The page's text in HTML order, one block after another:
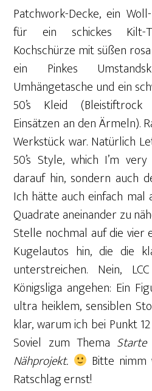
Patchwork-Decke, ein
für ein schickes Kilt-
Kochschürze mit süßen
ein Pinkes
Umhängetasche und ein
50’s Kleid (Bleistiftrock
Einsätzen an den Ärmeln).
Werkstück war. Natürlich
50’s Style, which I’m
darauf hin, sondern auch
Ich hätte auch einfach mal
Quadrate aneinander zu
Stelle nochmal auf die vier
Kugelautos hin, die die
unterstreichen. Nein,
Königsliga angehen: Ein
ultra heiklem, sensiblen
klar, warum ich bei Punkt
Soviel zum Thema
Nähprojekt.
Bitte nimm
Ratschlag ernst!